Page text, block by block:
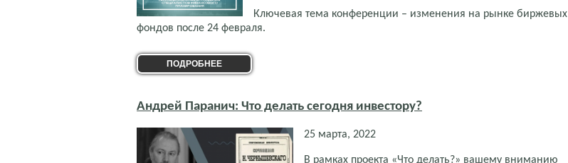
Ключевая тема конференции – изменения на рынке биржевых
фондов после 24 февраля.
ПОДРОБНЕЕ
Андрей Паранич: Что делать сегодня инвестору?
25 марта, 2022
В рамках проекта «Что делать?» вашему вниманию